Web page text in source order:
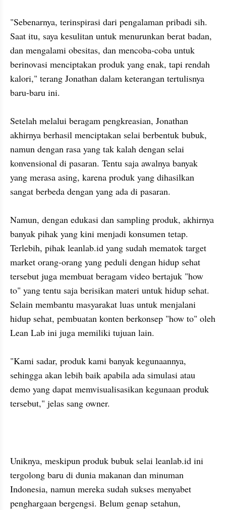
"Sebenarnya, terinspirasi dari pengalaman pribadi sih.
Saat itu, saya kesulitan untuk menurunkan berat badan,
dan mengalami obesitas, dan mencoba-coba untuk
berinovasi menciptakan produk yang enak, tapi rendah
kalori," terang Jonathan dalam keterangan tertulisnya
baru-baru ini.
Setelah melalui beragam pengkreasian, Jonathan
akhirnya berhasil menciptakan selai berbentuk bubuk,
namun dengan rasa yang tak kalah dengan selai
konvensional di pasaran. Tentu saja awalnya banyak
yang merasa asing, karena produk yang dihasilkan
sangat berbeda dengan yang ada di pasaran.
Namun, dengan edukasi dan sampling produk, akhirnya
banyak pihak yang kini menjadi konsumen tetap.
Terlebih, pihak leanlab.id yang sudah mematok target
market orang-orang yang peduli dengan hidup sehat
tersebut juga membuat beragam video bertajuk "how
to" yang tentu saja berisikan materi untuk hidup sehat.
Selain membantu masyarakat luas untuk menjalani
hidup sehat, pembuatan konten berkonsep "how to" oleh
Lean Lab ini juga memiliki tujuan lain.
"Kami sadar, produk kami banyak kegunaannya,
sehingga akan lebih baik apabila ada simulasi atau
demo yang dapat memvisualisasikan kegunaan produk
Uniknya, meskipun produk bubuk selai leanlab.id ini
tergolong baru di dunia makanan dan minuman
Indonesia, namun mereka sudah sukses menyabet
penghargaan bergengsi. Belum genap setahun,